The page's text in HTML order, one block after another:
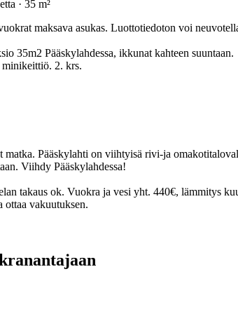
· 35 m²
maksava asukas. Luottotiedoton voi
35m2 Pääskylahdessa, ikkunat kahteen suuntaan.
minikeittiö. 2. krs.
Pääskylahti on viihtyisä rivi-ja
Viihdy Pääskylahdessa!
takaus ok. Vuokra ja vesi yht. 440€, lämmitys
ottaa vakuutuksen.